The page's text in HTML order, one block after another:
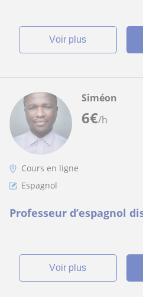
voir plus
6€/h
Siméon
Cours en ligne
Espagnol
Professeur d’espagnol
voir plus